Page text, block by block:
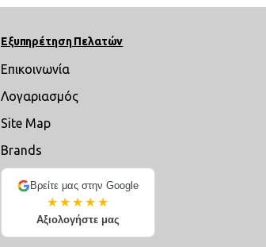
Εξυπηρέτηση Πελατών
Επικοινωνία
Λογαριασμός
Site Map
Brands
Βρείτε μας στην Google
★★★★★
Αξιολογήστε μας